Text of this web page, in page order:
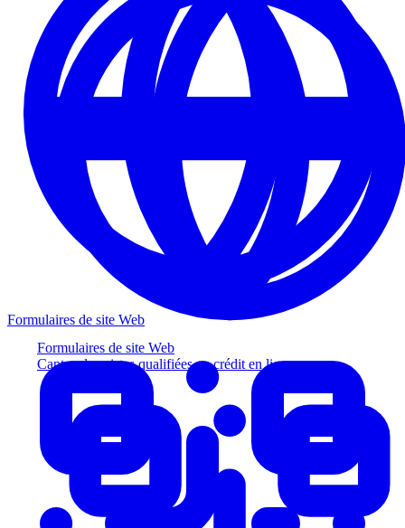
Formulaires de site Web
Captez des pistes qualifiées au crédit en ligne
Formulaires de site Web